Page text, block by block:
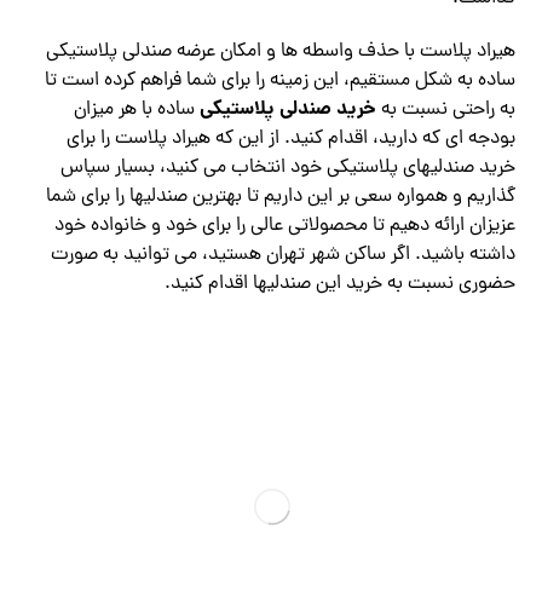
هیراد پلاست با حذف واسطه ها و امکان عرضه صندلی پلاستیکی
ساده به شکل مستقیم، این زمینه را برای شما فراهم کرده است تا
به راحتی نسبت به خرید صندلی پلاستیکیساده با هر میزان
بودجه ای که دارید، اقدام کنید. از این که هیراد پلاست را برای
خرید صندلیهای پلاستیکی خود انتخاب می کنید، بسیار سپاس
گذاریم و همواره سعی بر این داریم تا بهترین صندلیها را برای شما
عزیزان ارائه دهیم تا محصولاتی عالی را برای خود و خانواده خود
داشته باشید. اگر ساکن شهر تهران هستید، می توانید به صورت
حضوری نسبت به خرید این صندلیها اقدام کنید.